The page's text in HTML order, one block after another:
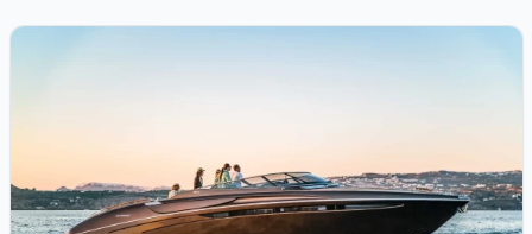
View details for Riva - RIVA RIVARAMA SUPER (2015)